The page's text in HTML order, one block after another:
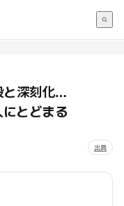
と深刻化…
とどまる
出典